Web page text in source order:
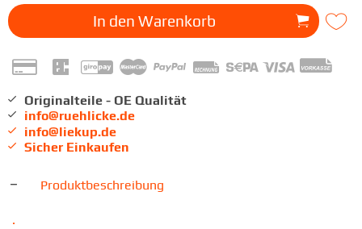
In den Warenkorb
Originalteile - OE Qualität
info@ruehlicke.de
info@liekup.de
Sicher Einkaufen
Produktbeschreibung
.